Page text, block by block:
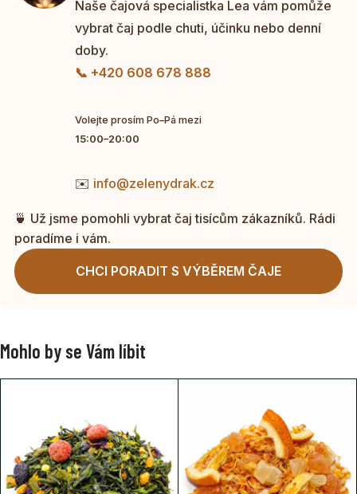
Naše čajová specialistka Lea vám pomůže
vybrat čaj podle chuti, účinku nebo denní
doby.
📞 +420 608 678 888
Volejte prosím Po–Pá mezi
15:00–20:00
✉️ info@zelenydrak.cz
🍵 Už jsme pomohli vybrat čaj tisícům zákazníků. Rádi
poradíme i vám.
CHCI PORADIT S VÝBĚREM ČAJE
Mohlo by se Vám líbit